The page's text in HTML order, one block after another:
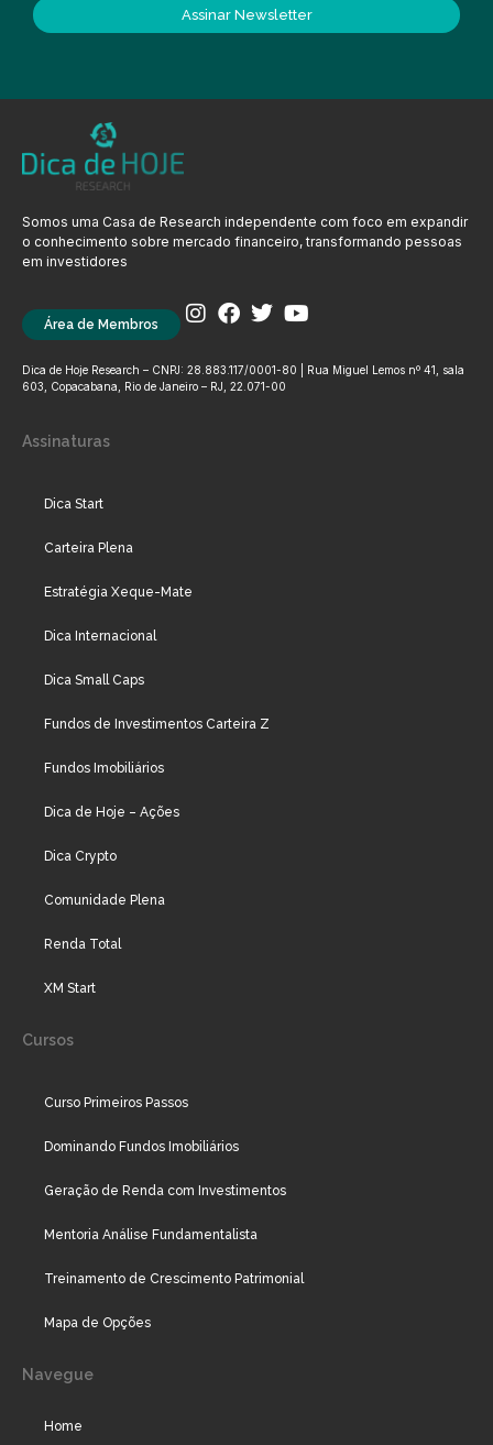
Assinar Newsletter
Somos uma Casa de Research independente com foco em expandir
o conhecimento sobre mercado financeiro, transformando pessoas
em investidores
Área de Membros
Dica de Hoje Research – CNPJ: 28.883.117/0001-80 | Rua Miguel Lemos nº 41, sala
603, Copacabana, Rio de Janeiro – RJ, 22.071-00
Assinaturas
Dica Start
Carteira Plena
Estratégia Xeque-Mate
Dica Internacional
Dica Small Caps
Fundos de Investimentos Carteira Z
Fundos Imobiliários
Dica de Hoje – Ações
Dica Crypto
Comunidade Plena
Renda Total
XM Start
Cursos
Curso Primeiros Passos
Dominando Fundos Imobiliários
Geração de Renda com Investimentos
Mentoria Análise Fundamentalista
Treinamento de Crescimento Patrimonial
Mapa de Opções
Navegue
Home